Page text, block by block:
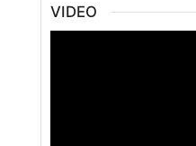
VIDEO